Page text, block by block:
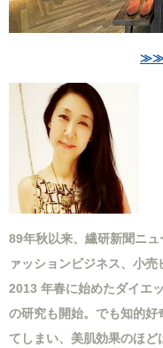
≫≫
89年秋以来、繊研新聞ニ
ァッションビジネス、小売
2013 年春に始めたダイエ
の研究も開始。でも知的
てしまい、美肌効果のほど